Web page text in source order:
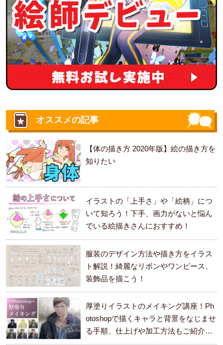
オススメの記事
【体の描き方 2020年版】絵の描き方を
知りたい
イラストの「上手さ」や「絵柄」につ
いて知ろう！下手、画力がないと悩ん
でいる絵描きさんにおすすめ！
服装のデザイン方法や描き方をイラス
ト解説！綺麗なリボンやワンピース、
装飾品を描こう！
厚塗りイラストのメイキング講座！Ph
otoshopで描くキャラと背景をなじませ
る手順、仕上げや加工方法もご紹介し
ます。